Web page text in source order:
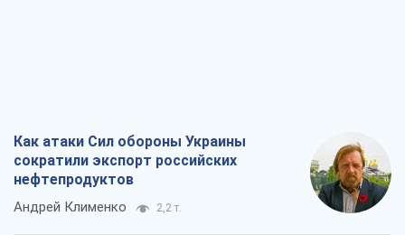
Как атаки Сил обороны Украины
сократили экспорт российских
нефтепродуктов
Андрей Клименко 2,2 т.